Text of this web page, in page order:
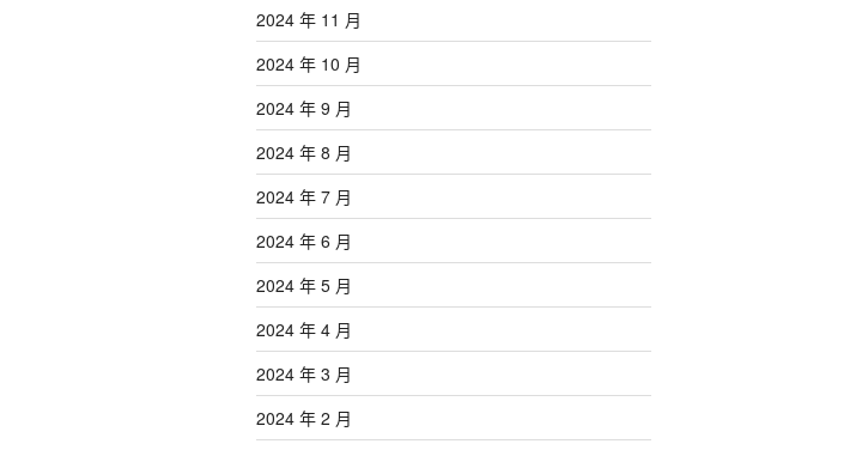
2024 年 11 月
2024 年 10 月
2024 年 9 月
2024 年 8 月
2024 年 7 月
2024 年 6 月
2024 年 5 月
2024 年 4 月
2024 年 3 月
2024 年 2 月